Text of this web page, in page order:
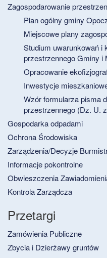
Zagospodarowanie
Plan ogólny gminy
Miejscowe plany
Studium uwarunkowań i
przestrzennego Gminy i
Opracowanie
Inwestycje
Wzór formularza pisma
przestrzennego (Dz. U.
Gospodarka odpadami
Ochrona Środowiska
Zarządzenia/Decyzje
Informacje pokontrolne
Obwieszczenia
Kontrola Zarządcza
Przetargi
Zamówienia Publiczne
Zbycia i Dzierżawy gruntów